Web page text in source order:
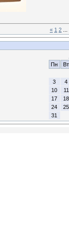
« 1 2
Пн
Вт
3
4
10
11
17
18
24
25
31